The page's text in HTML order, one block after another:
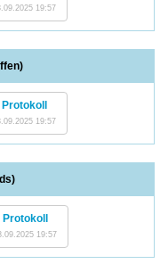
19:57
Protokoll
19:57
Protokoll
19:57